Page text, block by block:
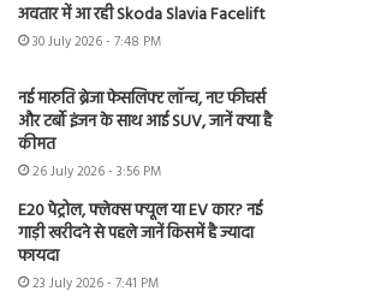
अवतार में आ रही Skoda Slavia Facelift
30 July 2026 - 7:48 PM
नई मारुति ब्रेजा फेसलिफ्ट लॉन्च, नए फीचर्स
और टर्बो इंजन के साथ आई SUV, जानें क्या है
कीमत
26 July 2026 - 3:56 PM
E20 पेट्रोल, फ्लेक्स फ्यूल या EV कार? नई
गाड़ी खरीदने से पहले जानें किसमें है ज्यादा
फायदा
23 July 2026 - 7:41 PM